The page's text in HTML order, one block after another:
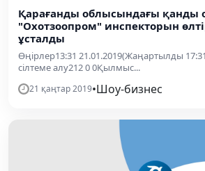
Қарағанды облысындағы қанды
"Охотзоопром" инспекторын
ұсталды
Өңірлер13:31 21.01.2019(Жаңартылды
сілтеме алу212 0 0Қылмыс...
21 қаңтар 2019•Шоу-бизнес